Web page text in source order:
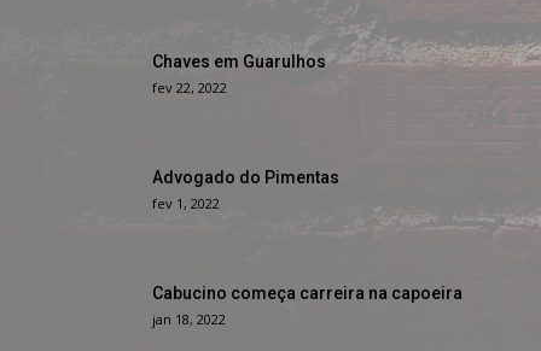
Chaves em Guarulhos
fev 22, 2022
Advogado do Pimentas
fev 1, 2022
Cabucino começa carreira na capoeira
jan 18, 2022